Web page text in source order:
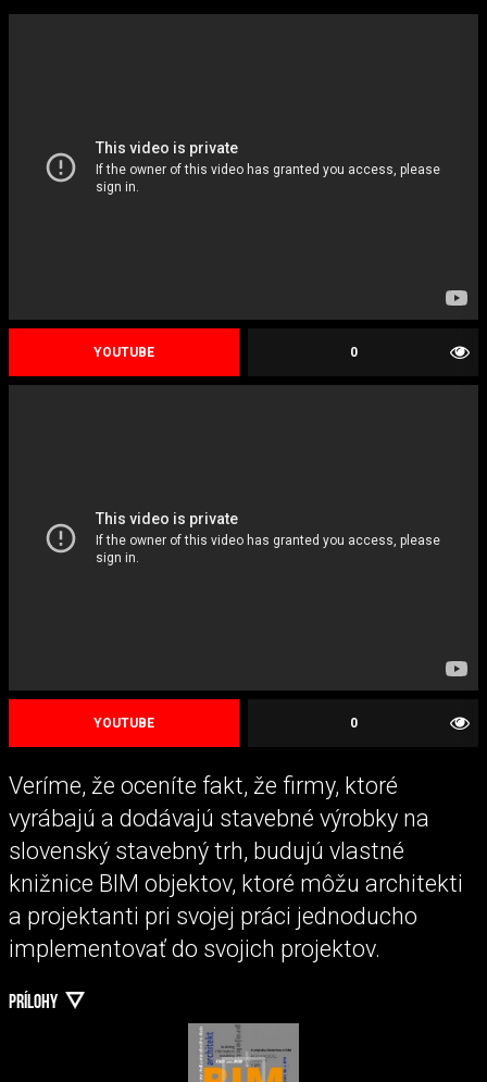
0
YOUTUBE
0
YOUTUBE
Veríme, že oceníte fakt, že firmy, ktoré
vyrábajú a dodávajú stavebné výrobky na
slovenský stavebný trh, budujú vlastné
knižnice BIM objektov, ktoré môžu architekti
a projektanti pri svojej práci jednoducho
implementovať do svojich projektov.
PRÍLOHY